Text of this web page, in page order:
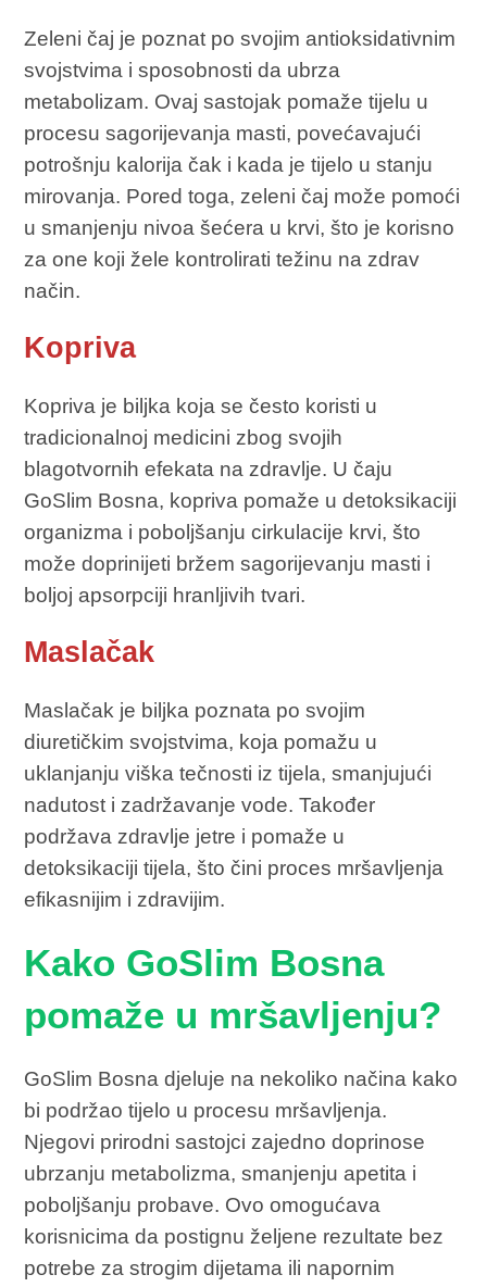
Zeleni čaj je poznat po svojim antioksidativnim
svojstvima i sposobnosti da ubrza
metabolizam. Ovaj sastojak pomaže tijelu u
procesu sagorijevanja masti, povećavajući
potrošnju kalorija čak i kada je tijelo u stanju
mirovanja. Pored toga, zeleni čaj može pomoći
u smanjenju nivoa šećera u krvi, što je korisno
za one koji žele kontrolirati težinu na zdrav
način.
Kopriva
Kopriva je biljka koja se često koristi u
tradicionalnoj medicini zbog svojih
blagotvornih efekata na zdravlje. U čaju
GoSlim Bosna, kopriva pomaže u detoksikaciji
organizma i poboljšanju cirkulacije krvi, što
može doprinijeti bržem sagorijevanju masti i
boljoj apsorpciji hranljivih tvari.
Maslačak
Maslačak je biljka poznata po svojim
diuretičkim svojstvima, koja pomažu u
uklanjanju viška tečnosti iz tijela, smanjujući
nadutost i zadržavanje vode. Također
podržava zdravlje jetre i pomaže u
detoksikaciji tijela, što čini proces mršavljenja
efikasnijim i zdravijim.
Kako GoSlim Bosna
pomaže u mršavljenju?
GoSlim Bosna djeluje na nekoliko načina kako
bi podržao tijelo u procesu mršavljenja.
Njegovi prirodni sastojci zajedno doprinose
ubrzanju metabolizma, smanjenju apetita i
poboljšanju probave. Ovo omogućava
korisnicima da postignu željene rezultate bez
potrebe za strogim dijetama ili napornim